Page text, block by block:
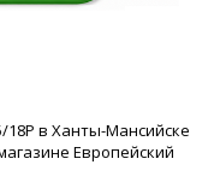
18P в Ханты-Мансийске
Европейский